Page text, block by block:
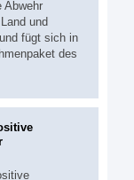
Abwehr
und
fügt sich in
des